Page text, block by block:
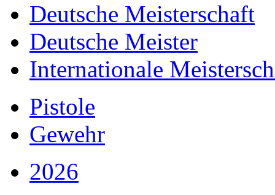
Deutsche Meisterschaft
Deutsche Meister
Internationale
Pistole
Gewehr
2026